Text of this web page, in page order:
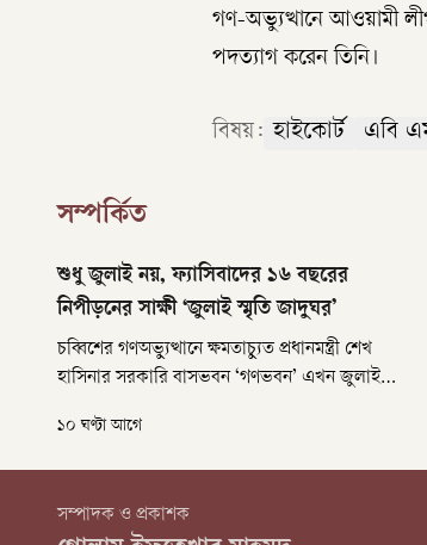
গণ-অভ্যুত্থানে আওয়ামী
পদত্যাগ করেন তিনি।
বিষয়: হাইকোর্ট এবি
সম্পর্কিত
শুধু জুলাই নয়, ফ্যাসিবাদের ১৬ বছরের
নিপীড়নের সাক্ষী ‘জুলাই স্মৃতি জাদুঘর’
চব্বিশের গণঅভ্যুত্থানে ক্ষমতাচ্যুত প্রধানমন্ত্রী শেখ
হাসিনার সরকারি বাসভবন ‘গণভবন’ এখন জুলাই
আগস্ট জাদুঘরটি সর্বসাধারণের জন্য উন্মুক্ত করা
হয়েছে। তবে এটি শুধু চব্বিশের জুলাই নয়, আওয়ামী
সাক্ষী।
১০ ঘণ্টা আগে
সম্পাদক ও প্রকাশক